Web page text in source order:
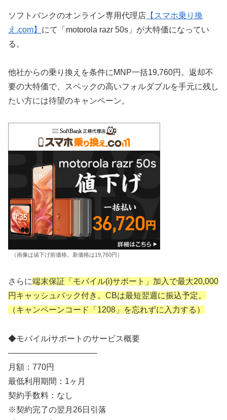
ソフトバンクのオンライン専用代理店 【スマホ乗り換
え.com】 にて「motorola razr 50s」が大特価になってい
る。
他社からの乗り換えを条件にMNP一括19,760円。返却不
要の大特価で、スペックの高いフォルダブルを手元に残し
たい方には待望のキャンペーン。
（画像は値下げ前価格。新価格は19,760円）
さらに端末保証「モバイル(i)サポート」加入で最大20,000
円キャッシュバック付き。CBは最短翌週に振込予定。
（キャンペーンコード「1208」を忘れずに入力する）
◆モバイルiサポートのサービス概要
———————————
月額：770円
最低利用期間：1ヶ月
契約手数料：なし
※契約完了の翌月26日引落